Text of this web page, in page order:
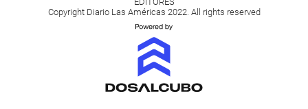
Copyright Diario Las Américas 2022. All rights reserved